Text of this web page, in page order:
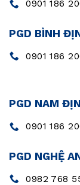
0901 186
PGD BÌNH
0901 186
PGD NAM
0901 186
PGD NGHỆ
0982 768